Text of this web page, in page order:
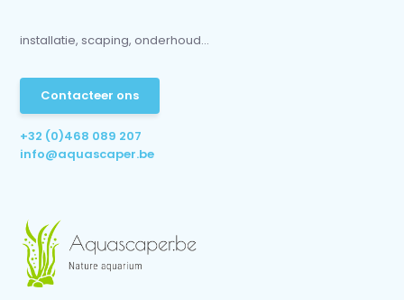
installatie, scaping, onderhoud...
Contacteer ons
+32 (0)468 089 207
info@aquascaper.be